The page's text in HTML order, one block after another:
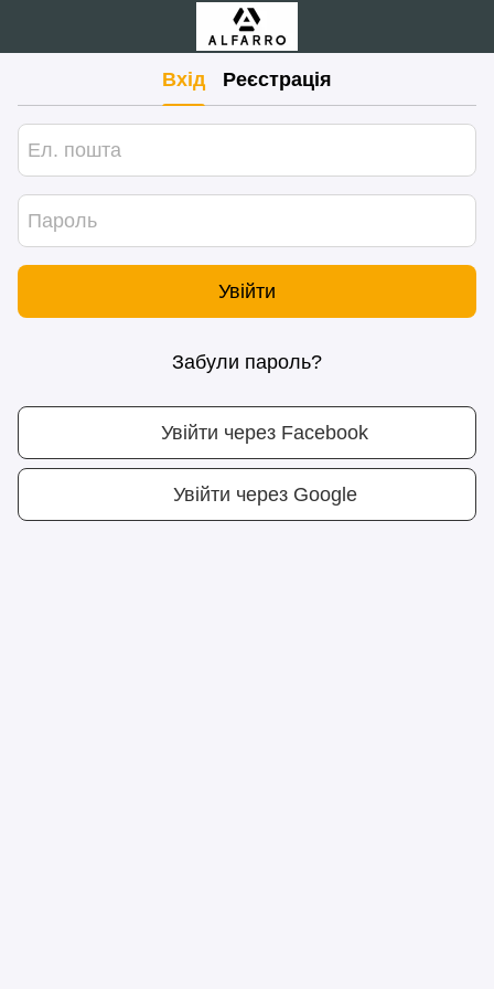
Вхід Реєстрація
Увійти
Забули пароль?
Увійти через Facebook
Увійти через Google